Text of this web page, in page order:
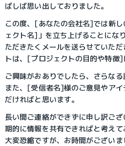
ばしば思い出しておりました。
この度、[あなたの会社名]では新
ェクト名]」を立ち上げることにな
ただきたくメールを送らせていた
トは、[プロジェクトの目的や特徴]
ご興味がおありでしたら、さらなる
また、[受信者名]様のご意見やア
だければと思います。
長い間ご連絡ができずに申し訳ご
期的に情報を共有できればと考え
大変恐縮ですが、お時間がござい